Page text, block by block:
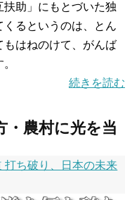
助」にもとづいた独
るというのは、とん
はねのけて、がんば
続きを読む
・農村に光を当
打ち破り、日本の未来